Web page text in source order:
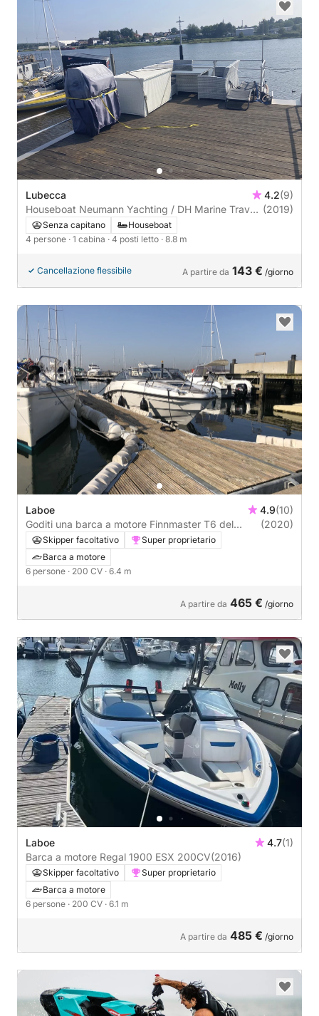
Lubecca 4.2(9)
Houseboat Neumann Yachting / DH Marine Trave
880
(2019)
Senza capitano
Houseboat
4 persone · 1 cabina · 4 posti letto · 8.8 m
Cancellazione flessibile A partire da 143 € /giorno
Laboe 4.9(10)
Goditi una barca a motore Finnmaster T6 del
2020
(2020)
Skipper facoltativo
Super proprietario
Barca a motore
6 persone · 200 CV · 6.4 m
A partire da 465 € /giorno
Laboe 4.7(1)
Barca a motore Regal 1900 ESX 200CV(2016)
Skipper facoltativo
Super proprietario
Barca a motore
6 persone · 200 CV · 6.1 m
A partire da 485 € /giorno